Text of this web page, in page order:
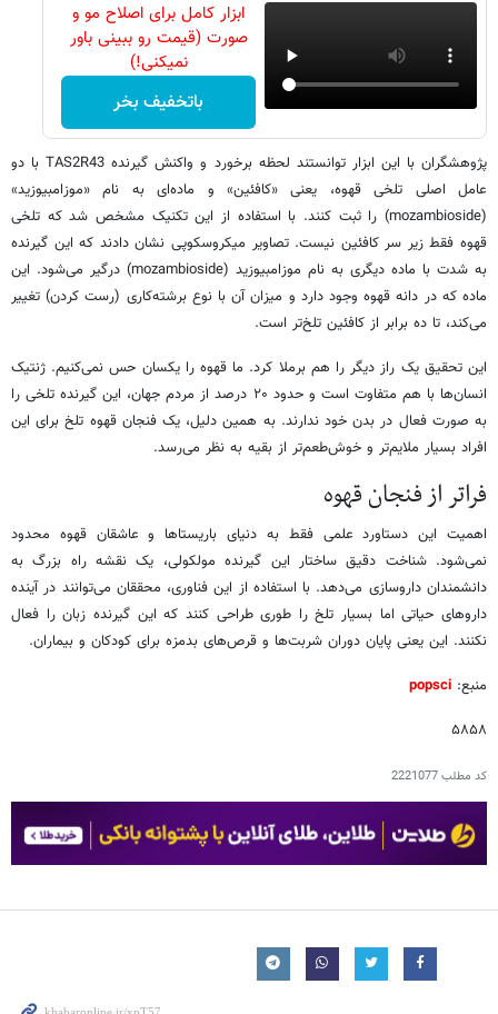
ابزار کامل برای اصلاح مو و
صورت (قیمت رو ببینی باور
نمیکنی!)
باتخفیف بخر
پژوهشگران با این ابزار توانستند لحظه برخورد و واکنش گیرنده TAS2R43 با دو
عامل اصلی تلخی قهوه، یعنی «کافئین» و ماده‌ای به نام «موزامبیوزید»
(mozambioside) را ثبت کنند. با استفاده از این تکنیک مشخص شد که تلخی
قهوه فقط زیر سر کافئین نیست. تصاویر میکروسکوپی نشان دادند که این گیرنده
به شدت با ماده دیگری به نام موزامبیوزید (mozambioside) درگیر می‌شود. این
ماده که در دانه قهوه وجود دارد و میزان آن با نوع برشته‌کاری (رست کردن) تغییر
می‌کند، تا ده برابر از کافئین تلخ‌تر است.
این تحقیق یک راز دیگر را هم برملا کرد. ما قهوه را یکسان حس نمی‌کنیم. ژنتیک
انسان‌ها با هم متفاوت است و حدود ۲۰ درصد از مردم جهان، این گیرنده تلخی را
به صورت فعال در بدن خود ندارند. به همین دلیل، یک فنجان قهوه تلخ برای این
افراد بسیار ملایم‌تر و خوش‌طعم‌تر از بقیه به نظر می‌رسد.
فراتر از فنجان قهوه
اهمیت این دستاورد علمی فقط به دنیای باریستاها و عاشقان قهوه محدود
نمی‌شود. شناخت دقیق ساختار این گیرنده مولکولی، یک نقشه راه بزرگ به
دانشمندان داروسازی می‌دهد. با استفاده از این فناوری، محققان می‌توانند در آینده
داروهای حیاتی اما بسیار تلخ را طوری طراحی کنند که این گیرنده زبان را فعال
نکنند. این یعنی پایان دوران شربت‌ها و قرص‌های بدمزه برای کودکان و بیماران.
منبع: popsci
۵۸۵۸
کد مطلب2221077